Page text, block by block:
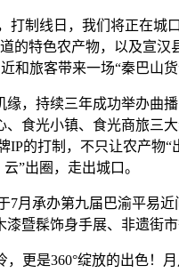
线日，我们将正在城口
的特色农产物，以及宣汉
和旅客带来一场“秦巴山货
持续三年成功举办曲播
食光小镇、食光商旅三
IP的打制，不只让农产物
云”出圈，走出城口。
承办第九届巴渝平易近
暨髹饰身手展、非遗街
是360°绽放的出色！月